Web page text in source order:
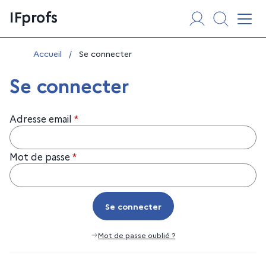
au
contenu
IFprofs
Vous êtes ici :
Accueil / Se connecter
Se connecter
Adresse email *
Mot de passe *
Se connecter
Se connecter
Mot de passe oublié ?